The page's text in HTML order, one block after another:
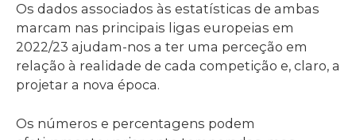
Os dados associados às estatísticas de ambas
marcam nas principais ligas europeias em
2022/23 ajudam-nos a ter uma perceção em
relação à realidade de cada competição e, claro, a
projetar a nova época.
Os números e percentagens podem